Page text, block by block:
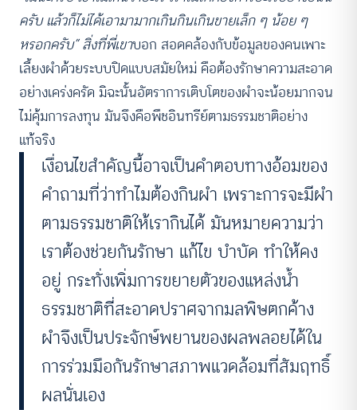
ครับ แล้วก็ไม่ได้เอามามากเกินกินเกินขายเล็ก ๆ น้อย ๆ
หรอกครับ” สิ่งที่พี่เขาบอก สอดคล้องกับข้อมูลของคนเพาะ
เลี้ยงผำด้วยระบบปิดแบบสมัยใหม่ คือต้องรักษาความสะอาด
อย่างเคร่งครัด มิฉะนั้นอัตราการเติบโตของผำจะน้อยมากจน
ไม่คุ้มการลงทุน มันจึงคือพืชอินทรีย์ตามธรรมชาติอย่าง
แท้จริง
เงื่อนไขสำคัญนี้อาจเป็นคำตอบทางอ้อมของ
คำถามที่ว่าทำไมต้องกินผำ เพราะการจะมีผำ
ตามธรรมชาติให้เรากินได้ มันหมายความว่า
เราต้องช่วยกันรักษา แก้ไข บำบัด ทำให้คง
อยู่ กระทั่งเพิ่มการขยายตัวของแหล่งน้ำ
ธรรมชาติที่สะอาดปราศจากมลพิษตกค้าง
ผำจึงเป็นประจักษ์พยานของผลพลอยได้ใน
การร่วมมือกันรักษาสภาพแวดล้อมที่สัมฤทธิ์
ผลนั่นเอง